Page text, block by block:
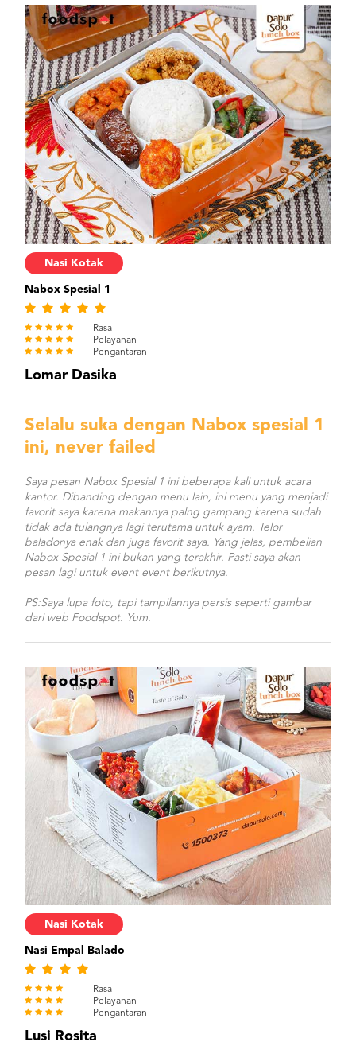
Nasi Kotak
Nabox Spesial 1
Rasa
Pelayanan
Pengantaran
Lomar Dasika
Selalu suka dengan Nabox spesial 1
ini, never failed
Saya pesan Nabox Spesial 1 ini beberapa kali untuk acara
kantor. Dibanding dengan menu lain, ini menu yang menjadi
favorit saya karena makannya palng gampang karena sudah
tidak ada tulangnya lagi terutama untuk ayam. Telor
baladonya enak dan juga favorit saya. Yang jelas, pembelian
Nabox Spesial 1 ini bukan yang terakhir. Pasti saya akan
pesan lagi untuk event event berikutnya.
PS:Saya lupa foto, tapi tampilannya persis seperti gambar
dari web Foodspot. Yum.
Nasi Kotak
Nasi Empal Balado
Rasa
Pelayanan
Pengantaran
Lusi Rosita